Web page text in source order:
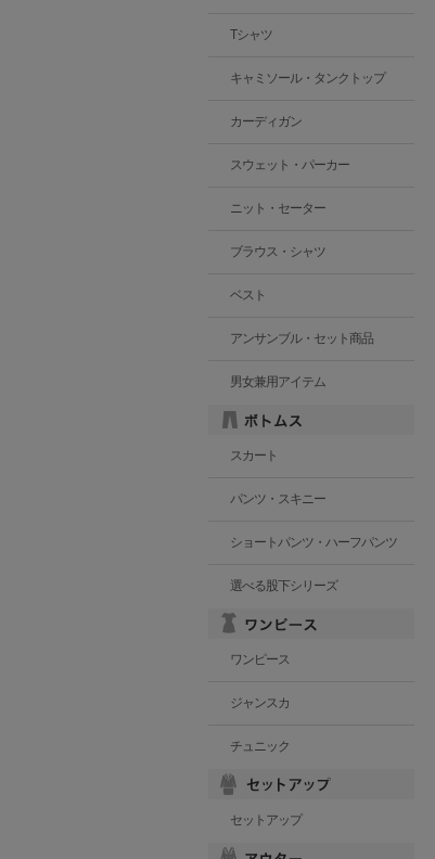
Tシャツ
キャミソール・タンクトップ
カーディガン
スウェット・パーカー
ニット・セーター
ブラウス・シャツ
ベスト
アンサンブル・セット商品
男女兼用アイテム
スカート
パンツ・スキニー
ショートパンツ・ハーフパンツ
選べる股下シリーズ
ワンピース
ジャンスカ
チュニック
セットアップ